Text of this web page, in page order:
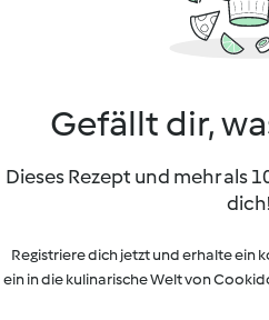
Gefällt dir,
Dieses Rezept und mehr als
dich!
Registriere dich jetzt und erhalte ein
ein in die kulinarische Welt von